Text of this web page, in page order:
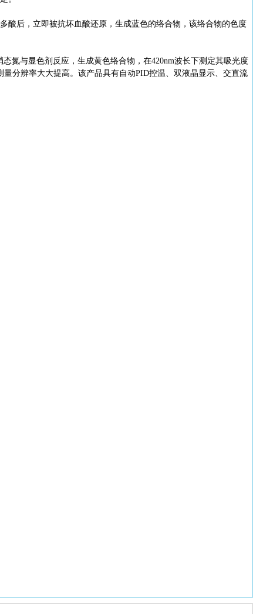
酸后，立即被抗坏血酸还原，生成蓝色的络合物，该络合物的色度
氮与显色剂反应，生成黄色络合物，在420nm波长下测定其吸光度
分辨率大大提高。该产品具有自动PID控温、双液晶显示、交直流